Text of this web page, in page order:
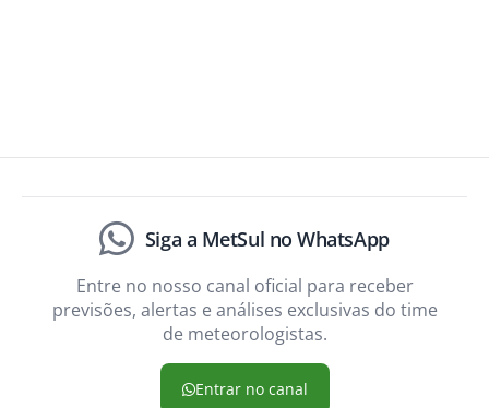
Siga a MetSul no WhatsApp
Entre no nosso canal oficial para receber
previsões, alertas e análises exclusivas do time
de meteorologistas.
Entrar no canal